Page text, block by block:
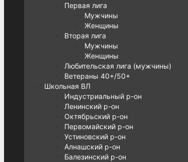
Первая лига
Мужчины
Женщины
Вторая лига
Мужчины
Женщины
Любительская лига (мужчины)
Ветераны 40+/50+
Школьная ВЛ
Индустриальный р-он
Ленинский р-он
Октябрьский р-он
Первомайский р-он
Устиновский р-он
Алнашский р-он
Балезинский р-он